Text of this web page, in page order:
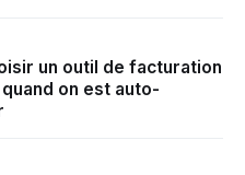
un outil de facturation
on est auto-